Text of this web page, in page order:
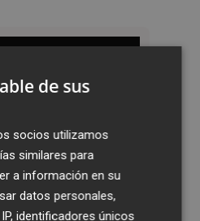
de sus
socios utilizamos
similares para
a información en su
datos personales,
identificadores únicos